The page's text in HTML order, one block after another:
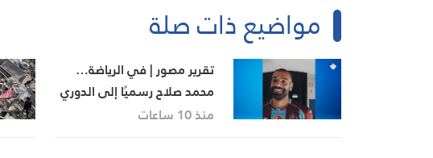
مواضيع ذات صلة
تقرير مصور | في الرياضة…
محمد صلاح رسميًا إلى الدوري
التركي
منذ 10 ساعات